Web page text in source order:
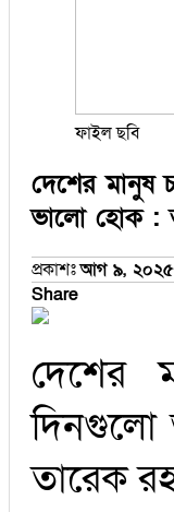
ফাইল ছবি
দেশের মানুষ
ভালো হোক :
প্রকাশঃআগ ৯, ২০২৫
Share
দেশের
তারেক